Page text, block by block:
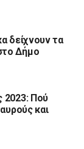
δείχνουν τα
Δήμο
2023: Πού
και